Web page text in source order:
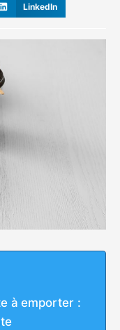
LinkedIn
à emporter :